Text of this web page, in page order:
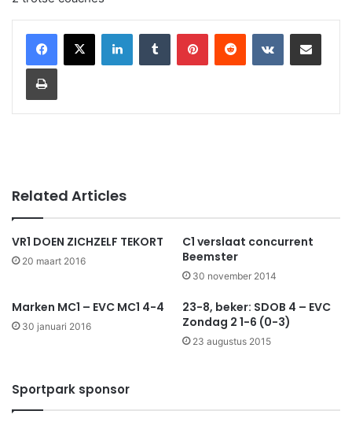
LinkedInTumblr PinterestReddit VKontakteShare via Email
Print
Related Articles
VR1 DOEN ZICHZELF TEKORT
20 maart 2016
C1 verslaat concurrent
Beemster
30 november 2014
Marken MC1 – EVC MC1 4-4
30 januari 2016
23-8, beker: SDOB 4 – EVC
Zondag 2 1-6 (0-3)
23 augustus 2015
Sportpark sponsor